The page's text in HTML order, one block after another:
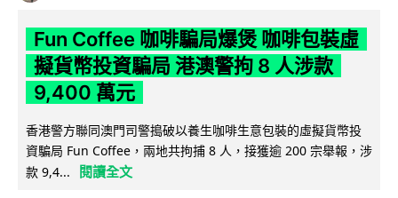
Fun Coffee 咖啡騙局爆煲 咖啡包裝虛
擬貨幣投資騙局 港澳警拘 8 人涉款
9,400 萬元
香港警方聯同澳門司警搗破以養生咖啡生意包裝的虛擬貨幣投
資騙局 Fun Coffee，兩地共拘捕 8 人，接獲逾 200 宗舉報，涉
款 9,4...
閱讀全文